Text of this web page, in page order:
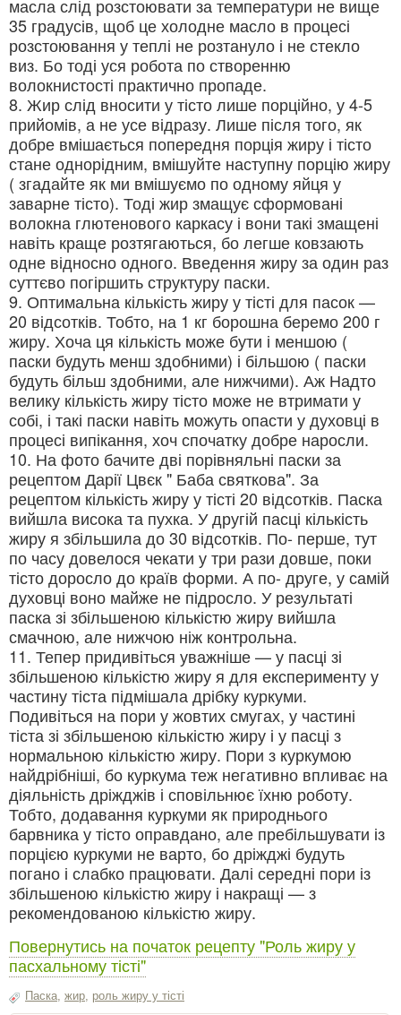
масла слід розстоювати за температури не вище
35 градусів, щоб це холодне масло в процесі
розстоювання у теплі не розтануло і не стекло
виз. Бо тоді уся робота по створенню
волокнистості практично пропаде.
8. Жир слід вносити у тісто лише порційно, у 4-5
прийомів, а не усе відразу. Лише після того, як
добре вмішається попередня порція жиру і тісто
стане однорідним, вмішуйте наступну порцію жиру
( згадайте як ми вмішуємо по одному яйця у
заварне тісто). Тоді жир змащує сформовані
волокна глютенового каркасу і вони такі змащені
навіть краще розтягаються, бо легше ковзають
одне відносно одного. Введення жиру за один раз
суттєво погіршить структуру паски.
9. Оптимальна кількість жиру у тісті для пасок —
20 відсотків. Тобто, на 1 кг борошна беремо 200 г
жиру. Хоча ця кількість може бути і меншою (
паски будуть менш здобними) і більшою ( паски
будуть більш здобними, але нижчими). Аж Надто
велику кількість жиру тісто може не втримати у
собі, і такі паски навіть можуть опасти у духовці в
процесі випікання, хоч спочатку добре наросли.
10. На фото бачите дві порівняльні паски за
рецептом Дарії Цвєк " Баба святкова". За
рецептом кількість жиру у тісті 20 відсотків. Паска
вийшла висока та пухка. У другій пасці кількість
жиру я збільшила до 30 відсотків. По- перше, тут
по часу довелося чекати у три рази довше, поки
тісто доросло до країв форми. А по- друге, у самій
духовці воно майже не підросло. У результаті
паска зі збільшеною кількістю жиру вийшла
смачною, але нижчою ніж контрольна.
11. Тепер придивіться уважніше — у пасці зі
збільшеною кількістю жиру я для експерименту у
частину тіста підмішала дрібку куркуми.
Подивіться на пори у жовтих смугах, у частині
тіста зі збільшеною кількістю жиру і у пасці з
нормальною кількістю жиру. Пори з куркумою
найдрібніші, бо куркума теж негативно впливає на
діяльність дріжджів і сповільнює їхню роботу.
Тобто, додавання куркуми як природнього
барвника у тісто оправдано, але пребільшувати із
порцією куркуми не варто, бо дріжджі будуть
погано і слабко працювати. Далі середні пори із
збільшеною кількістю жиру і накращі — з
рекомендованою кількістю жиру.
Повернутись на початок рецепту "Роль жиру у
пасхальному тісті"
Паска жир роль жиру у тісті